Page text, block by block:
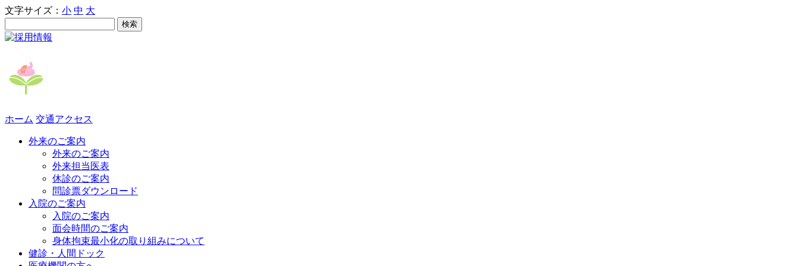
文字サイズ： 小 中 大
ホーム 交通アクセス
外来のご案内
外来のご案内
外来担当医表
休診のご案内
問診票ダウンロード
入院のご案内
入院のご案内
面会時間のご案内
身体拘束最小化の取り組みについて
健診・人間ドック